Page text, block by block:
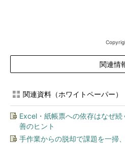
関連情
関連資料（ホワイトペーパー）
Excel・紙帳票への依存はなぜ
善のヒント
手作業からの脱却で課題を一掃